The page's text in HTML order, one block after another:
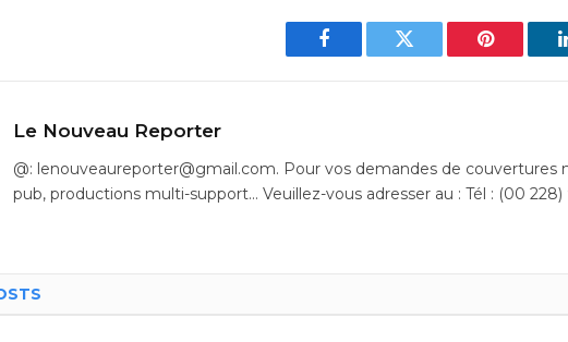
Facebook Twitter Pinterest
Le Nouveau Reporter
@: lenouveaureporter@gmail.com. Pour vos demandes de couvertures
pub, productions multi-support… Veuillez-vous adresser au : Tél : (00